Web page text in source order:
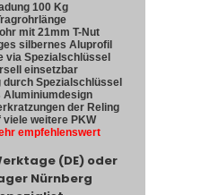
100 Kg
mit 21mm T-Nut
silbernes Aluprofil
via Spezialschlüssel
einsetzbar
durch Spezialschlüssel
Aluminiumdesign
der Reling
viele weitere PKW
empfehlenswert
(DE) oder
Nürnberg